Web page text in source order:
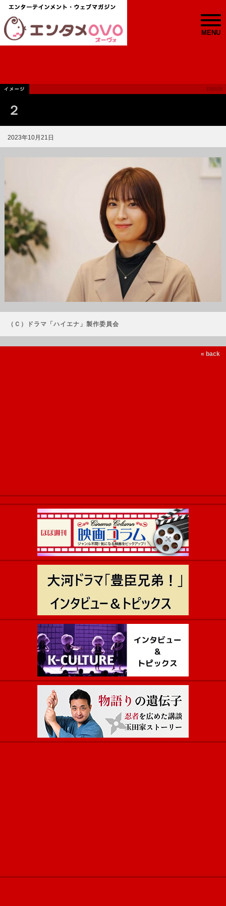
MENU
２
2023年10月21日
（Ｃ）ドラマ「ハイエナ」製作委員会
« back